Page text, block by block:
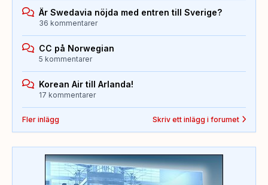
Är Swedavia nöjda med entren till Sverige?
36 kommentarer
CC på Norwegian
5 kommentarer
Korean Air till Arlanda!
17 kommentarer
Fler inlägg Skriv ett inlägg i forumet